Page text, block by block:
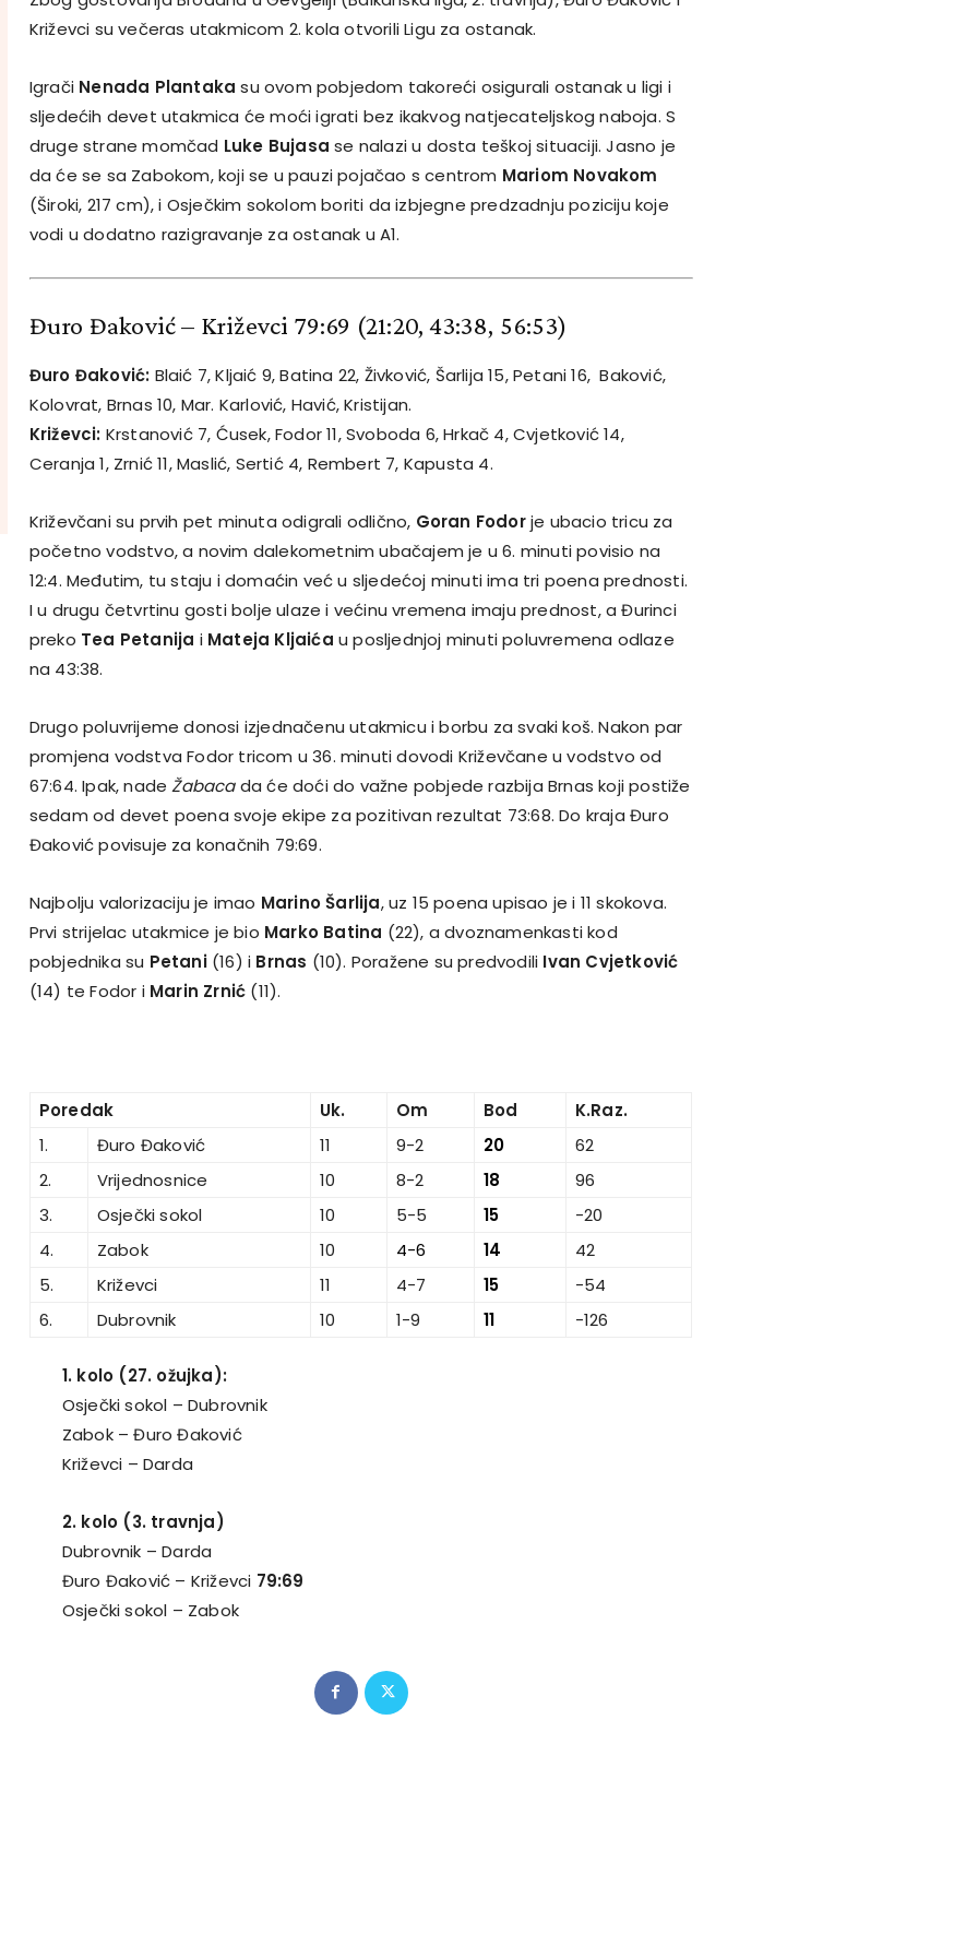
Križevci su večeras utakmicom 2. kola otvorili Ligu za ostanak.
Igrači Nenada Plantaka su ovom pobjedom takoreći osigurali ostanak u ligi i
sljedećih devet utakmica će moći igrati bez ikakvog natjecateljskog naboja. S
druge strane momčad Luke Bujasa se nalazi u dosta teškoj situaciji. Jasno je
da će se sa Zabokom, koji se u pauzi pojačao s centrom Mariom Novakom
(Široki, 217 cm), i Osječkim sokolom boriti da izbjegne predzadnju poziciju koje
vodi u dodatno razigravanje za ostanak u A1.
Đuro Đaković – Križevci 79:69 (21:20, 43:38, 56:53)
Đuro Đaković: Blaić 7, Kljaić 9, Batina 22, Živković, Šarlija 15, Petani 16, Baković,
Kolovrat, Brnas 10, Mar. Karlović, Havić, Kristijan.
Križevci: Krstanović 7, Ćusek, Fodor 11, Svoboda 6, Hrkač 4, Cvjetković 14,
Ceranja 1, Zrnić 11, Maslić, Sertić 4, Rembert 7, Kapusta 4.
Križevčani su prvih pet minuta odigrali odlično, Goran Fodorje ubacio tricu za
početno vodstvo, a novim dalekometnim ubačajem je u 6. minuti povisio na
12:4. Međutim, tu staju i domaćin već u sljedećoj minuti ima tri poena prednosti.
I u drugu četvrtinu gosti bolje ulaze i većinu vremena imaju prednost, a Đurinci
preko Tea Petanija i Mateja Kljaića u posljednjoj minuti poluvremena odlaze
na 43:38.
Drugo poluvrijeme donosi izjednačenu utakmicu i borbu za svaki koš. Nakon par
promjena vodstva Fodor tricom u 36. minuti dovodi Križevčane u vodstvo od
67:64. Ipak, nadeŽabacada će doći do važne pobjede razbija Brnas koji postiže
sedam od devet poena svoje ekipe za pozitivan rezultat 73:68. Do kraja Đuro
Đaković povisuje za konačnih 79:69.
Najbolju valorizaciju je imao Marino Šarlija, uz 15 poena upisao je i 11 skokova.
Prvi strijelac utakmice je bio Marko Batina (22), a dvoznamenkasti kod
pobjednika su Petani(16) i Brnas (10). Poražene su predvodili Ivan Cvjetković
(14) te Fodor i Marin Zrnić (11).
Poredak Uk. Om Bod
K.Raz.
1.
Đuro Đaković 11 9-2 20
62
2.
Vrijednosnice 10 8-2 18
96
3.
Osječki sokol 10 5-5 15
-20
4.
Zabok 10 4-6 14
42
5.
Križevci 11 4-7 15
-54
6.
Dubrovnik 10 1-9 11 -126
1. kolo (27. ožujka):
Osječki sokol – Dubrovnik
Zabok – Đuro Đaković
Križevci – Darda
2. kolo (3. travnja)
Dubrovnik – Darda
Đuro Đaković – Križevci 79:69
Osječki sokol – Zabok